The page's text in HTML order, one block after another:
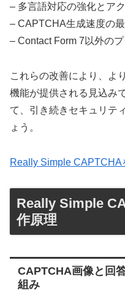
– 多言語対応の強化とア
– CAPTCHA生成速度の
– Contact Form 7以外の
これらの改善により、よ
機能が提供される見込み
て、引き続きセキュリテ
ょう。
Really Simple CAPTCHA
Really Simple
作原理
CAPTCHA画像と回
組み